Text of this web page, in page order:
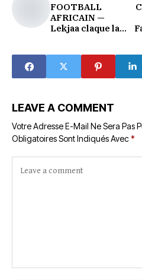
FOOTBALL
AFRICAIN —
Lekjaa claque la
chantage
institutionnel ?
LEAVE A COMMENT
Votre Adresse E-Mail Ne Sera Pas
Obligatoires Sont Indiqués Avec*